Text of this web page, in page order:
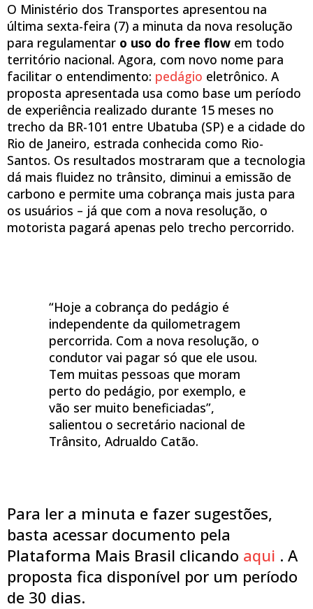
O Ministério dos Transportes apresentou na
última sexta-feira (7) a minuta da nova resolução
para regulamentar o uso do free flow em todo
território nacional. Agora, com novo nome para
facilitar o entendimento: pedágio eletrônico. A
proposta apresentada usa como base um período
de experiência realizado durante 15 meses no
trecho da BR-101 entre Ubatuba (SP) e a cidade do
Rio de Janeiro, estrada conhecida como Rio-
Santos. Os resultados mostraram que a tecnologia
dá mais fluidez no trânsito, diminui a emissão de
carbono e permite uma cobrança mais justa para
os usuários – já que com a nova resolução, o
motorista pagará apenas pelo trecho percorrido.
“Hoje a cobrança do pedágio é
independente da quilometragem
percorrida. Com a nova resolução, o
condutor vai pagar só que ele usou.
Tem muitas pessoas que moram
perto do pedágio, por exemplo, e
vão ser muito beneficiadas”,
salientou o secretário nacional de
Trânsito, Adrualdo Catão.
Para ler a minuta e fazer sugestões,
basta acessar documento pela
Plataforma Mais Brasil clicando aqui . A
proposta fica disponível por um período
de 30 dias.